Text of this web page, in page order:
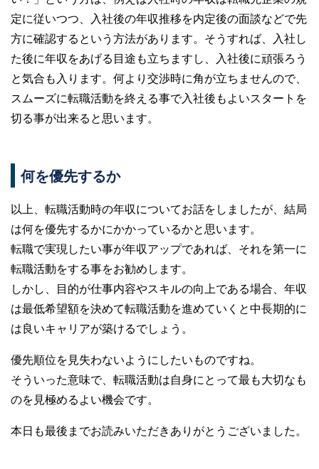
定に従いつつ、入社後の年収推移を内定後の面談などで先
方に確認するという方法があります。そうすれば、入社し
た後に年収をあげる目途も立ちますし、入社後に頑張ろう
と気合も入ります。何より交渉時に角が立ちませんので、
スムーズに転職活動を終える事で入社後もよいスタートを
切る事が出来ると思います。
何を優先するか
以上、転職活動時の年収についてお話をしましたが、結局
は何を優先するかにかかっているかと思います。
転職で実現したい事が年収アップであれば、それを第一に
転職活動をする事をお勧めします。
しかし、目的が仕事内容やスキルの向上である場合、年収
は最低希望額を決めて転職活動を進めていくと中長期的に
は良いキャリアが築けるでしょう。
優先順位を見失わないようにしたいものですね。
そういった意味で、転職活動は自身にとって最も大切なも
のを見極めるよい機会です。
本日も最後までお読みいただきありがとうございました。